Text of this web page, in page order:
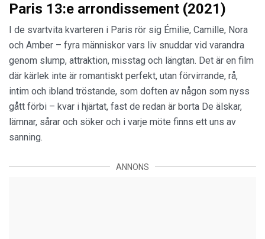
Paris 13:e arrondissement (2021)
I de svartvita kvarteren i Paris rör sig Émilie, Camille, Nora
och Amber – fyra människor vars liv snuddar vid varandra
genom slump, attraktion, misstag och längtan. Det är en film
där kärlek inte är romantiskt perfekt, utan förvirrande, rå,
intim och ibland tröstande, som doften av någon som nyss
gått förbi – kvar i hjärtat, fast de redan är borta De älskar,
lämnar, sårar och söker och i varje möte finns ett uns av
sanning.
ANNONS